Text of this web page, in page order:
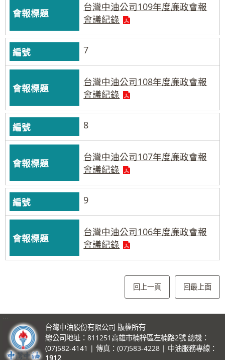
台灣中油公司109年度廉政會報
會議紀錄
7
台灣中油公司108年度廉政會報
會議紀錄
8
台灣中油公司107年度廉政會報
會議紀錄
9
台灣中油公司106年度廉政會報
會議紀錄
回上一頁 回最上面
台灣中油股份有限公司 版權所有
總公司地址：811251高雄市楠梓區左楠路2號 總機：
(07)582-4141 | 傳真：(07)583-4228 | 中油服務專線：
1912